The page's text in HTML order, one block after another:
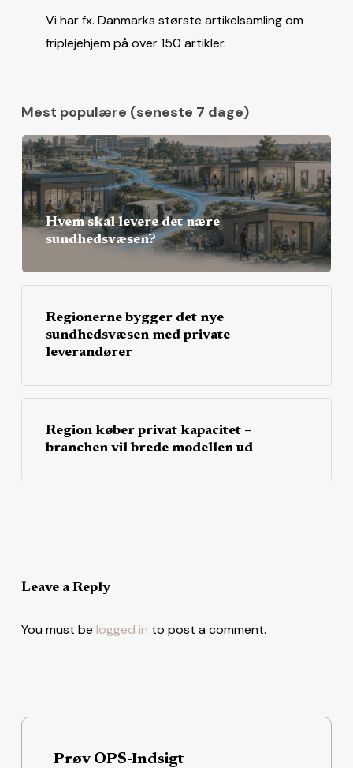
Vi har fx. Danmarks største artikelsamling om
friplejehjem på over 150 artikler.
Mest populære (seneste 7 dage)
Hvem skal levere det nære
sundhedsvæsen?
Regionerne bygger det nye
sundhedsvæsen med private
leverandører
Region køber privat kapacitet –
branchen vil brede modellen ud
Leave a Reply
You must be logged in to post a comment.
Prøv OPS-Indsigt